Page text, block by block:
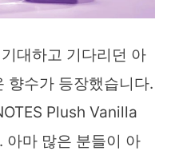
대하고 기다리던 아
향수가 등장했습니다.
Plush Vanilla
아마 많은 분들이 아